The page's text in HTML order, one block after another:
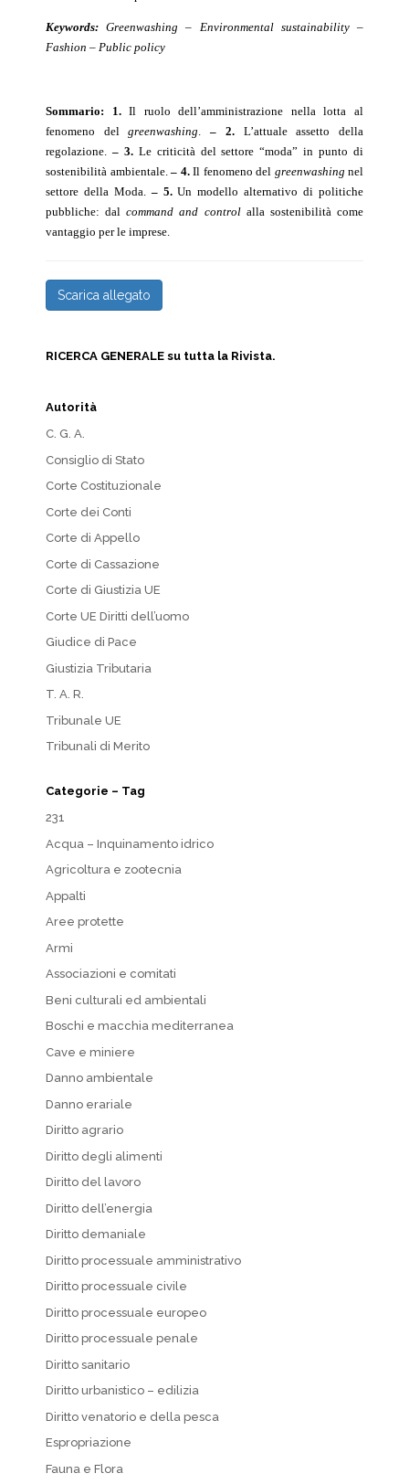
Keywords: Greenwashing – Environmental sustainability –
Fashion – Public policy
Sommario: 1.Il ruolo dell’amministrazione nella lotta al
fenomeno delgreenwashing.– 2. L’attuale assetto della
regolazione. – 3.Le criticità del settore “moda” in punto di
sostenibilità ambientale. – 4.Il fenomeno del greenwashing nel
settore della Moda. – 5.Un modello alternativo di politiche
pubbliche: dalcommand and controlalla sostenibilità come
vantaggio per le imprese.
Scarica allegato
RICERCA GENERALE su tutta la Rivista.
Autorità
C. G. A.
Consiglio di Stato
Corte Costituzionale
Corte dei Conti
Corte di Appello
Corte di Cassazione
Corte di Giustizia UE
Corte UE Diritti dell’uomo
Giudice di Pace
Giustizia Tributaria
T. A. R.
Tribunale UE
Tribunali di Merito
Categorie – Tag
231
Acqua – Inquinamento idrico
Agricoltura e zootecnia
Appalti
Aree protette
Armi
Associazioni e comitati
Beni culturali ed ambientali
Boschi e macchia mediterranea
Cave e miniere
Danno ambientale
Danno erariale
Diritto agrario
Diritto degli alimenti
Diritto del lavoro
Diritto dell’energia
Diritto demaniale
Diritto processuale amministrativo
Diritto processuale civile
Diritto processuale europeo
Diritto processuale penale
Diritto sanitario
Diritto urbanistico – edilizia
Diritto venatorio e della pesca
Espropriazione
Fauna e Flora